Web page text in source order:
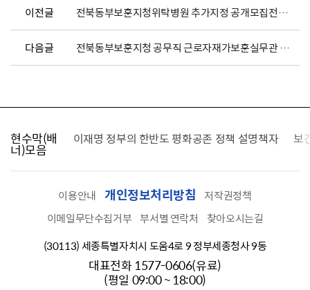
이전글 전북동부보훈지청위탁병원 추가지정 공개모집전주시 치과의원
다음글 전북동부보훈지청 공무직 근로자재가보훈실무관 채용 공고
현수막(배
너)모음
찾습니다 이재명 정부의 한반도 평화공존 정책 설명책자 보
이용안내 개인정보처리방침
저작권정책
이메일무단수집거부 부서별 연락처
찾아오시는길
(30113) 세종특별자치시 도움4로 9 정부세종청사 9동
대표전화 1577-0606(유료)
(평일 09:00 ~ 18:00)